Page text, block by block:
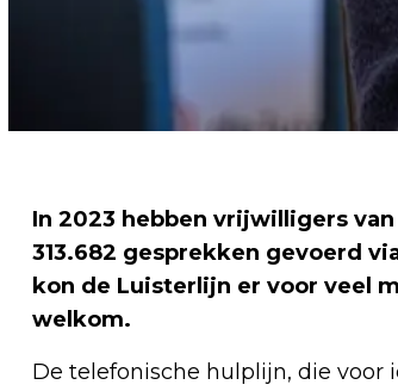
In 2023 hebben vrijwilligers
313.682 gesprekken gevoerd
kon de Luisterlijn er voor veel
welkom.
De telefonische hulplijn, die voor